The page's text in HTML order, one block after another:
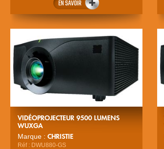
EN SAVOIR
VIDÉOPROJECTEUR 9500 LUMENS
WUXGA
Marque : CHRISTIE
Réf : DWU880-GS